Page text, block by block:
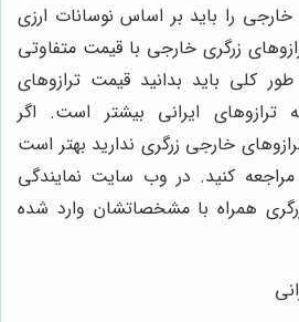
را باید بر اساس نوسانات ارزی
زرگری خارجی با قیمت متفاوتی
کلی باید بدانید قیمت ترازوهای
ایرانی بیشتر است. اگر
خارجی زرگری ندارید بهتر است
کنید. در وب سایت نمایندگی
همراه با مشخصاتشان وارد شده